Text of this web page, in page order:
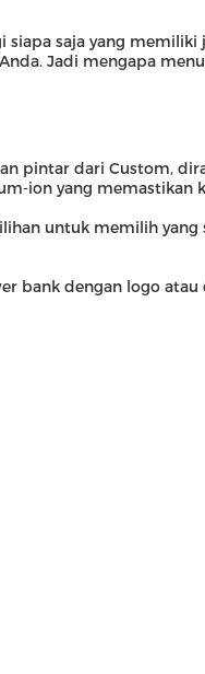
saja yang
Jadi mengapa
pintar dari Custom,
ion yang memastikan
untuk memilih
bank dengan logo